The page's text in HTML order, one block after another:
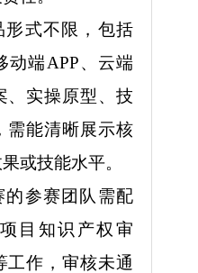
形式不限，包括
动端APP、云端
、实操原型、技
需能清晰展示核
或技能水平。
的参赛团队需配
目知识产权审
工作，审核未通